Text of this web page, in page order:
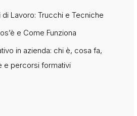
Lavoro: Trucchi e Tecniche
e Come Funziona
in azienda: chi è, cosa fa,
e percorsi formativi